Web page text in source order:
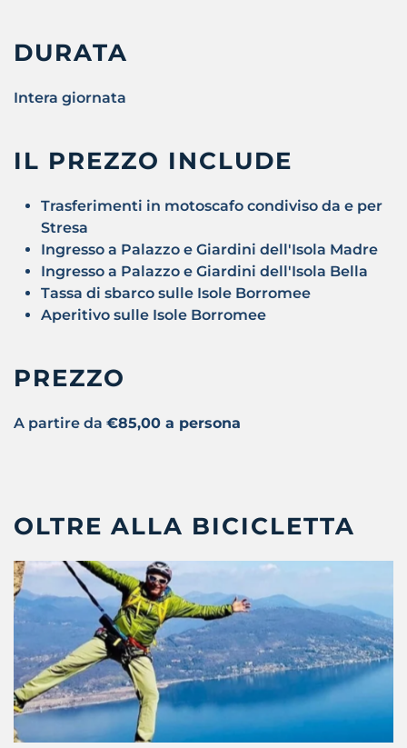
DURATA
Intera giornata
IL PREZZO INCLUDE
Trasferimenti in motoscafo condiviso da e per
Stresa
Ingresso a Palazzo e Giardini dell'Isola Madre
Ingresso a Palazzo e Giardini dell'Isola Bella
Tassa di sbarco sulle Isole Borromee
Aperitivo sulle Isole Borromee
PREZZO
A partire da €85,00 a persona
OLTRE ALLA BICICLETTA
VIA FERRATA
Raggiungi panorami spettacolari in totale
sicurezza!